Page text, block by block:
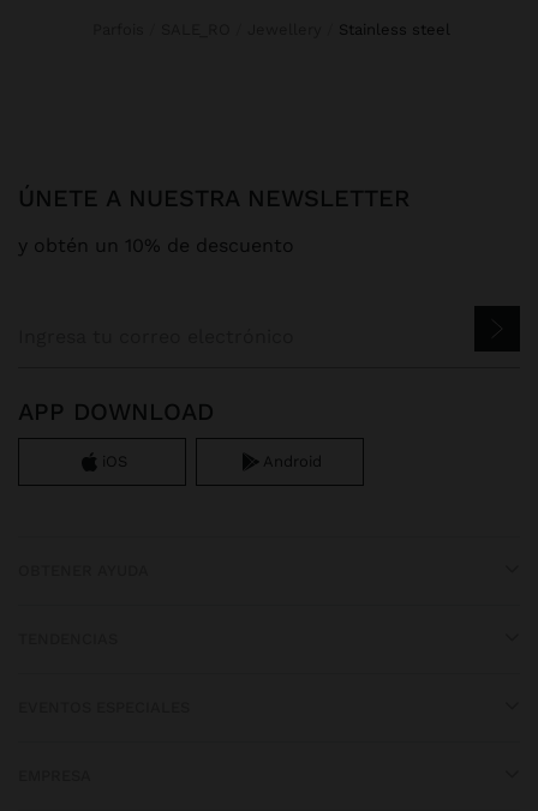
stainless steel
ÚNETE A NUESTRA NEWSLETTER
y obtén un 10% de descuento
APP DOWNLOAD
iOS Android